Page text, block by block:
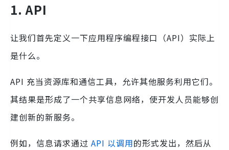
1. API
让我们首先定义一下应用程序编程接口（API）实际上
是什么。
API 充当资源库和通信工具，允许其他服务利用它们。
其结果是形成了一个共享信息网络，使开发人员能够创
建创新的新服务。
例如，信息请求通过 API 以调用的形式发出，然后从